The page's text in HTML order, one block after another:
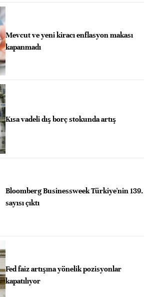
Mevcut ve yeni kiracı enflasyon makası
kapanmadı
Kısa vadeli dış borç stokunda artış
Bloomberg Businessweek Türkiye'nin 139.
sayısı çıktı
Fed faiz artışına yönelik pozisyonlar
kapatılıyor